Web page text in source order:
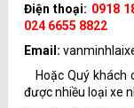
Điện thoại: 0918
024 6655 8822
Email:
Hoặc Quý khách
được nhiều loại xe